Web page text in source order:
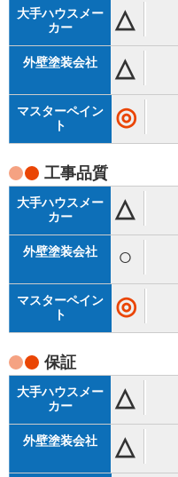
△
△
◎
工事品質
△
○
◎
保証
△
△